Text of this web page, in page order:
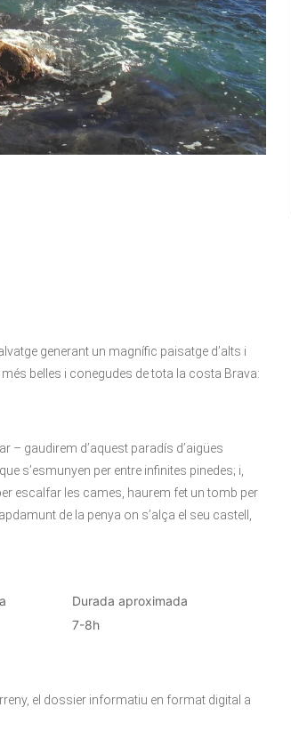
generant un magnífic paisatge d’alts i
belles i conegudes de tota la costa Brava:
– gaudirem d’aquest paradís d’aigües
s’esmunyen per entre infinites pinedes; i,
escalfar les cames, haurem fet un tomb per
de la penya on s’alça el seu castell,
Durada aproximada
7-8h
el dossier informatiu en format digital a